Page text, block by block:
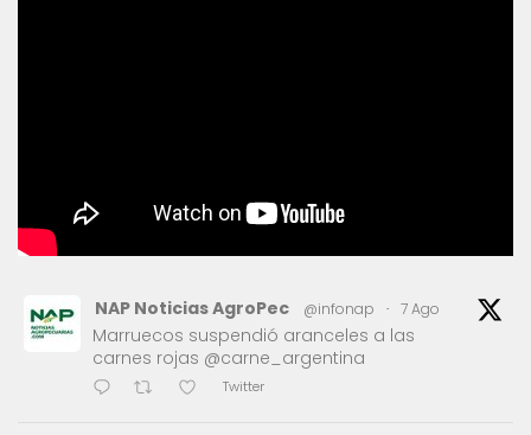
NAP Noticias AgroPec @infonap · 7 Ago
Marruecos suspendió aranceles a las
carnes rojas @carne_argentina
Twitter